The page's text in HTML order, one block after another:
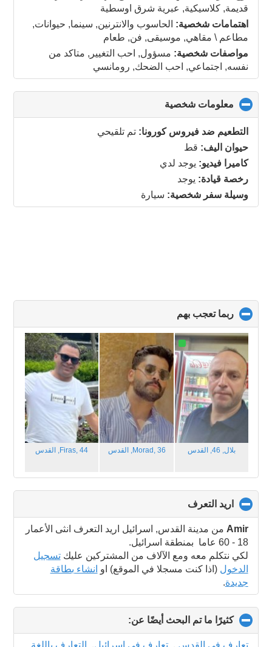
contents
قديمة, كلاسيكية, عبرية شرق اوسطية
اهتمامات شخصية: الحاسوب والانترنين, سينما, حيوانات,
مطاعم \ مقاهي, موسيقى, فن, طعام
مواصفات شخصية: مسؤول, احب التغيير, متاكد من
نفسه, اجتماعي, احب الضحك, رومانسي
معلومات شخصية
to
collapse
contents
التطعيم ضد فيروس كورونا: تم تلقيحي
حيوان اليف: قط
كاميرا فيديو: يوجد لدي
رخصة قيادة: يوجد
وسيلة سفر شخصية: سيارة
ربما تعجب بهم
to
collapse
contents
بلال, 46, القدس Morad, 36, القدس Firas, 44, القدس
اريد التعرف
to
collapse
contents
Amir من مدينة القدس, اسرائيل اريد التعرف انثى الأعمار
18 - 60 عاما بمنطقة اسرائيل.
لكي نتكلم معه ومع الآلاف من المشتركين عليكتسجيل
الدخول (اذا كنت مسجلا في الموقع) او انشاء بطاقة
جديدة.
كثيرًا ما تم البحث أيضًا عن:
to
collapse
تعارف في القدس ,تعارف في اسرائيل,
التعارف باللغة